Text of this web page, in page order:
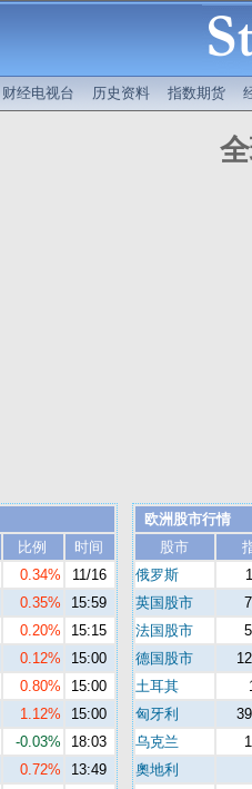
财经电视台 历史资料 指数期货
比例
时间
0.34%
11/16
0.35%
15:59
0.20%
15:15
0.12%
15:00
0.80%
15:00
1.12%
15:00
-0.03%
18:03
0.72%
13:49
欧洲股市行情
股市
俄罗斯
英国股市
法国股市
德国股市
土耳其
匈牙利
乌克兰
奧地利